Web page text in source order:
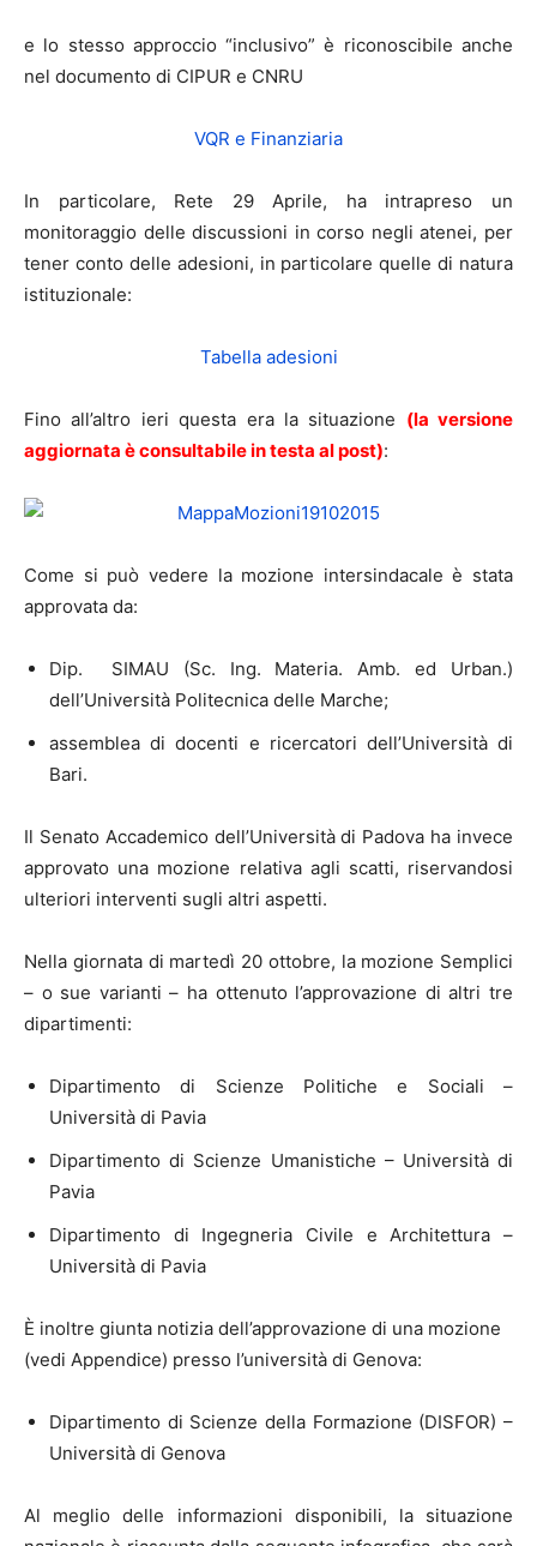
e lo stesso approccio “inclusivo” è riconoscibile anche
nel documento di CIPUR e CNRU
VQR e Finanziaria
In particolare, Rete 29 Aprile, ha intrapreso un
monitoraggio delle discussioni in corso negli atenei, per
tener conto delle adesioni, in particolare quelle di natura
istituzionale:
Tabella adesioni
Fino all’altro ieri questa era la situazione (la versione
aggiornata è consultabile in testa al post):
Come si può vedere la mozione intersindacale è stata
approvata da:
Dip. SIMAU (Sc. Ing. Materia. Amb. ed Urban.)
dell’Università Politecnica delle Marche;
assemblea di docenti e ricercatori dell’Università di
Bari.
Il Senato Accademico dell’Università di Padova ha invece
approvato una mozione relativa agli scatti, riservandosi
ulteriori interventi sugli altri aspetti.
Nella giornata di martedì 20 ottobre, la mozione Semplici
– o sue varianti – ha ottenuto l’approvazione di altri tre
dipartimenti:
Dipartimento di Scienze Politiche e Sociali –
Università di Pavia
Dipartimento di Scienze Umanistiche – Università di
Pavia
Dipartimento di Ingegneria Civile e Architettura –
Università di Pavia
È inoltre giunta notizia dell’approvazione di una mozione
(vedi Appendice) presso l’università di Genova:
Dipartimento di Scienze della Formazione (DISFOR) –
Università di Genova
Al meglio delle informazioni disponibili, la situazione